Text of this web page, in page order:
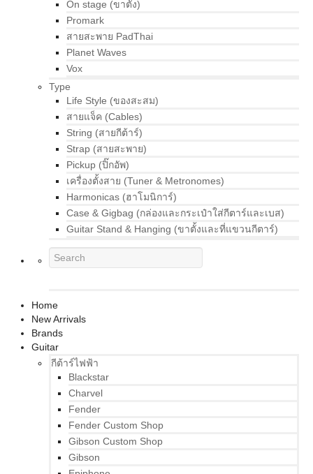
On stage (ขาตั้ง)
Promark
สายสะพาย PadThai
Planet Waves
Vox
Type
Life Style (ของสะสม)
สายแจ็ค (Cables)
String (สายกีต้าร์)
Strap (สายสะพาย)
Pickup (ปิ๊กอัพ)
เครื่องตั้งสาย (Tuner & Metronomes)
Harmonicas (ฮาโมนิการ์)
Case & Gigbag (กล่องและกระเป๋าใส่กีตาร์และเบส)
Guitar Stand & Hanging (ขาตั้งและที่แขวนกีตาร์)
Home
New Arrivals
Brands
Guitar
กีต้าร์ไฟฟ้า
Blackstar
Charvel
Fender
Fender Custom Shop
Gibson Custom Shop
Gibson